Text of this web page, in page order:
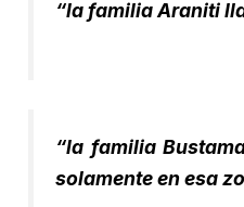
“la familia Araniti
“la familia
solamente en esa